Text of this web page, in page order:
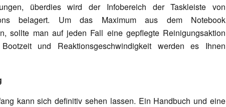
überdies wird der Infobereich der Taskleiste von
belagert. Um das Maximum aus dem Notebook
sollte man auf jeden Fall eine gepflegte Reinigungsaktion
Bootzeit und Reaktionsgeschwindigkeit werden es Ihnen
kann sich definitiv sehen lassen. Ein Handbuch und eine